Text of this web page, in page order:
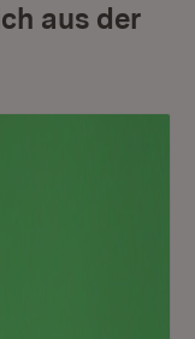
aus der